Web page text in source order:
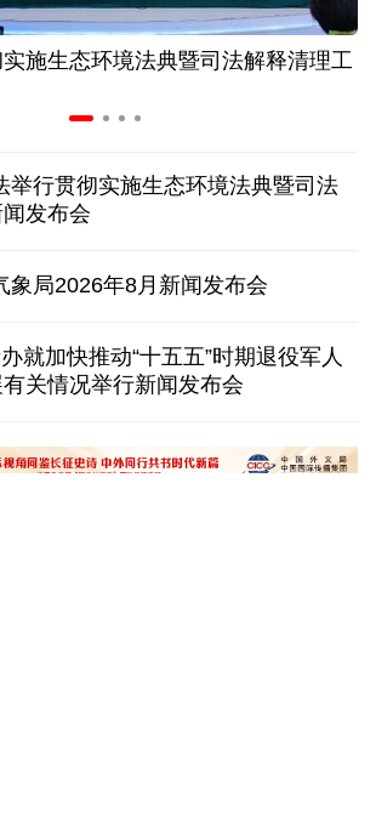
成绩单出炉 见证产业提质跃迁
直接参与袭击俄领土的书面证据
对白宫宴会厅改造项目的暂停令
取消针对性旅客边检 意:不会撤销
施生态环境法典暨司法解释清理工
举行贯彻实施生态环境法典暨司法
发布会
象局2026年8月新闻发布会
就加快推动“十五五”时期退役军人
关情况举行新闻发布会